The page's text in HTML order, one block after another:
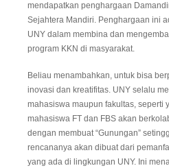
mendapatkan penghargaan
Sejahtera Mandiri. Penghargaan ini
UNY dalam membina dan
program KKN di masyarakat.
Beliau menambahkan, untuk bisa
inovasi dan kreatifitas. UNY selalu
mahasiswa maupun fakultas, seperti
mahasiswa FT dan FBS akan
dengan membuat “Gunungan”
rencananya akan dibuat dari
yang ada di lingkungan UNY. Ini